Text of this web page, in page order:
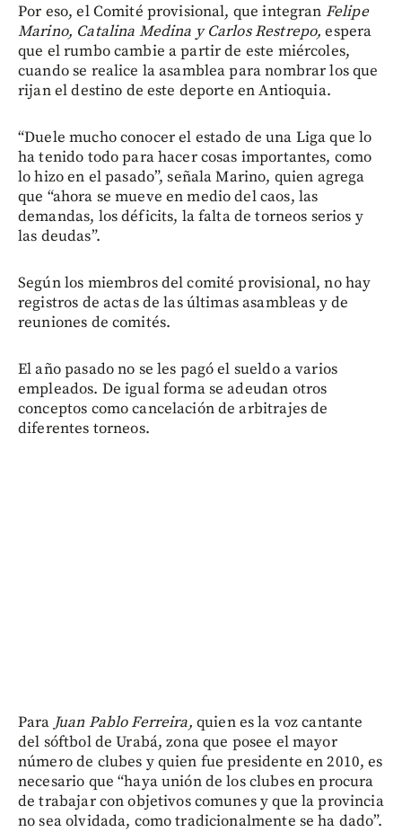
Por eso, el Comité provisional, que integran Felipe
Marino, Catalina Medina y Carlos Restrepo,espera
que el rumbo cambie a partir de este miércoles,
cuando se realice la asamblea para nombrar los que
rijan el destino de este deporte en Antioquia.
“Duele mucho conocer el estado de una Liga que lo
ha tenido todo para hacer cosas importantes, como
lo hizo en el pasado”, señala Marino, quien agrega
que “ahora se mueve en medio del caos, las
demandas, los déficits, la falta de torneos serios y
las deudas”.
Según los miembros del comité provisional, no hay
registros de actas de las últimas asambleas y de
reuniones de comités.
El año pasado no se les pagó el sueldo a varios
empleados. De igual forma se adeudan otros
conceptos como cancelación de arbitrajes de
diferentes torneos.
Para Juan Pablo Ferreira, quien es la voz cantante
del sóftbol de Urabá, zona que posee el mayor
número de clubes y quien fue presidente en 2010, es
necesario que “haya unión de los clubes en procura
de trabajar con objetivos comunes y que la provincia
no sea olvidada, como tradicionalmente se ha dado”.